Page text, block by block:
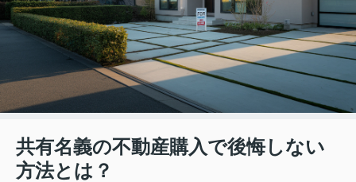
共有名義の不動産購入で後悔しない
方法とは？